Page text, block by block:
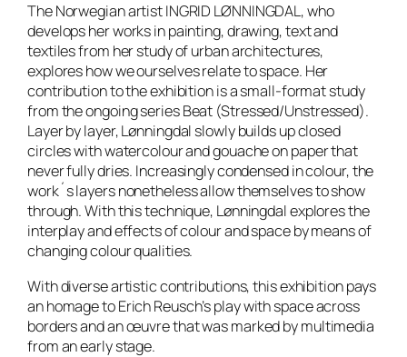
The Norwegian artist INGRID LØNNINGDAL, who
develops her works in painting, drawing, text and
textiles from her study of urban architectures,
explores how we ourselves relate to space. Her
contribution to the exhibition is a small-format study
from the ongoing seriesBeat (Stressed/Unstressed).
Layer by layer, Lønningdal slowly builds up closed
circles with watercolour and gouache on paper that
never fully dries. Increasingly condensed in colour, the
work´s layers nonetheless allow themselves to show
through. With this technique, Lønningdal explores the
interplay and effects of colour and space by means of
changing colour qualities.
With diverse artistic contributions, this exhibition pays
an homage to Erich Reusch’s play with space across
borders and an œuvre that was marked by multimedia
from an early stage.